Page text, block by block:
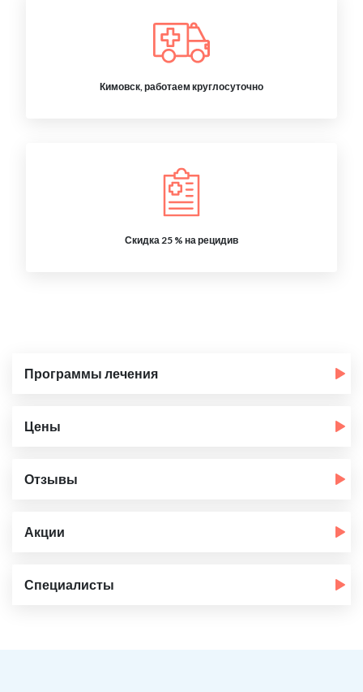
Кимовск, работаем круглосуточно
Скидка 25 % на рецидив
Программы лечения
Цены
Отзывы
Акции
Специалисты